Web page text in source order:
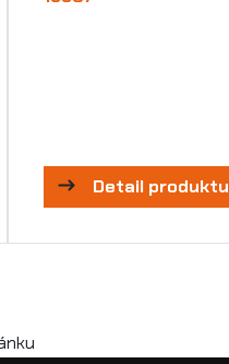
Detail produktu